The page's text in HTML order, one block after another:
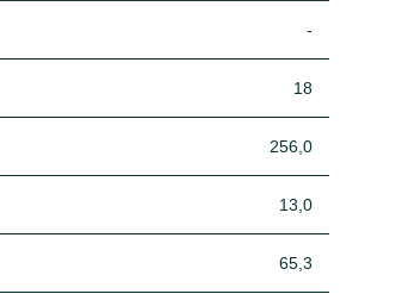
-
18
256,0
13,0
65,3